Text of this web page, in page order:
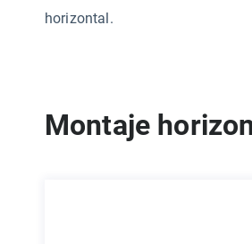
horizontal.
Montaje